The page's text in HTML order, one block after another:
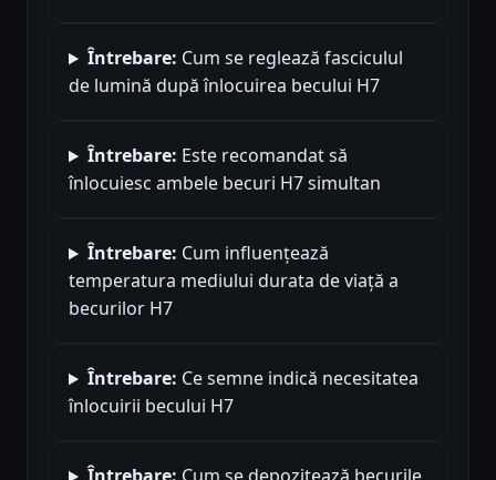
Întrebare: Cum se reglează fasciculul
de lumină după înlocuirea becului H7
Întrebare: Este recomandat să
înlocuiesc ambele becuri H7 simultan
Întrebare: Cum influențează
temperatura mediului durata de viață a
becurilor H7
Întrebare: Ce semne indică necesitatea
înlocuirii becului H7